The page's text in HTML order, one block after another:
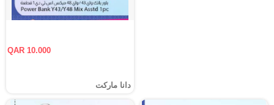
QAR 10.000
دانا ماركت